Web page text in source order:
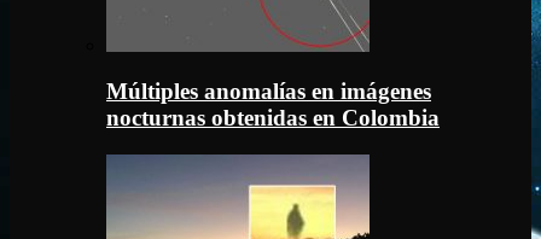
Múltiples anomalías en imágenes
nocturnas obtenidas en Colombia